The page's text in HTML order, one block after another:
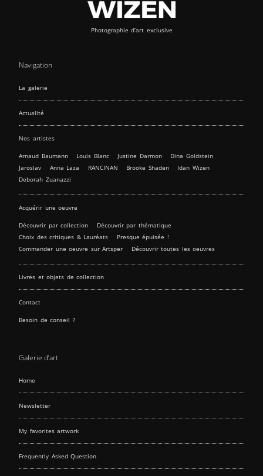
Photographie d’art exclusive
Navigation
La galerie
Actualité
Nos artistes
Arnaud Baumann Louis Blanc Justine Darmon
Dina Goldstein
Jaroslav
Anna Laza RANCINAN Brooke Shaden
Idan Wizen
Deborah Zuanazzi
Acquérir une oeuvre
Découvrir par collection
Découvrir par thématique
Choix des critiques & Lauréats
Presque épuisée !
Commander une oeuvre sur Artsper
Découvrir toutes les oeuvres
Livres et objets de collection
Contact
Besoin de conseil ?
Galerie d’art
Home
Newsletter
My favorites artwork
Frequently Asked Question